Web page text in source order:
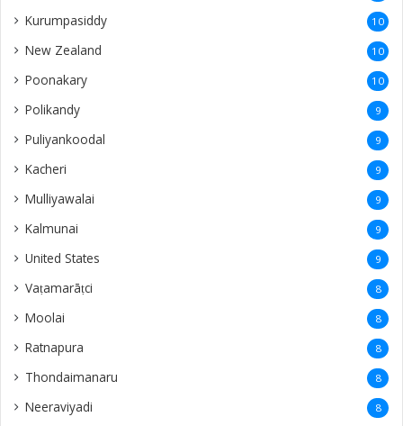
Kurumpasiddy 10
New Zealand 10
Poonakary 10
Polikandy 9
Puliyankoodal 9
Kacheri 9
Mulliyawalai 9
Kalmunai 9
United States 9
Vaṭamarāṭci 8
Moolai 8
Ratnapura 8
Thondaimanaru 8
Neeraviyadi 8